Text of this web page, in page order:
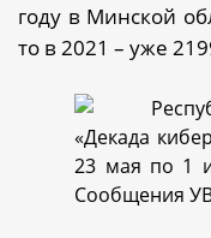
году в Минской
то в 2021 – уже